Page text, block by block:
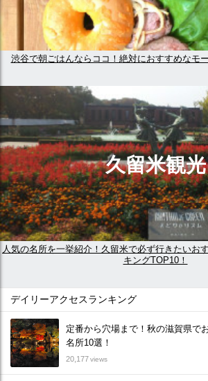
渋谷で朝ごはんならココ！絶対におすすめなモ
久留米観光
人気の名所を一挙紹介！久留米で必ず行きたいお
キングTOP10！
デイリーアクセスランキング
定番から穴場まで！秋の滋賀県で
名所10選！
20,177views